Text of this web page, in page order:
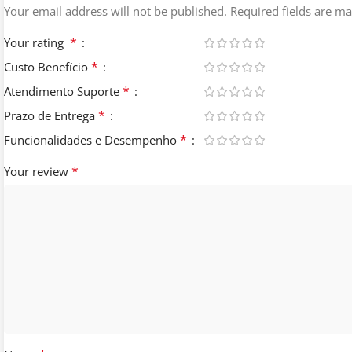
Your email address will not be published. Required fields are
Your rating *
Custo Benefício *
Atendimento Suporte *
Prazo de Entrega *
Funcionalidades e Desempenho *
Your review *